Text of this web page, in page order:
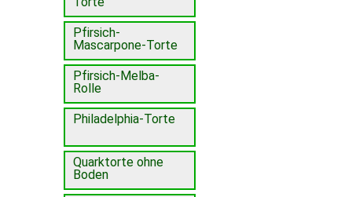
Pfirsich-
Mascarpone-Torte
Pfirsich-Melba-
Rolle
Philadelphia-Torte
Quarktorte ohne
Boden